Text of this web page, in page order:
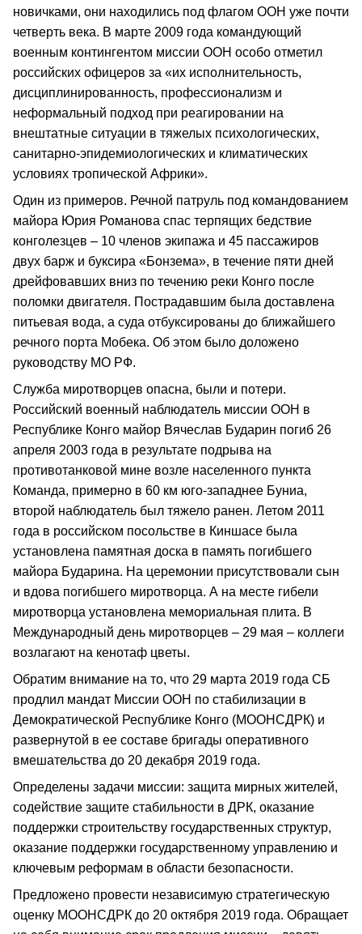
новичками, они находились под флагом ООН уже почти
четверть века. В марте 2009 года командующий
военным контингентом миссии ООН особо отметил
российских офицеров за «их исполнительность,
дисциплинированность, профессионализм и
неформальный подход при реагировании на
внештатные ситуации в тяжелых психологических,
санитарно‑эпидемиологических и климатических
условиях тропической Африки».
Один из примеров. Речной патруль под командованием
майора Юрия Романова спас терпящих бедствие
конголезцев – 10 членов экипажа и 45 пассажиров
двух барж и буксира «Бонзема», в течение пяти дней
дрейфовавших вниз по течению реки Конго после
поломки двигателя. Пострадавшим была доставлена
питьевая вода, а суда отбуксированы до ближайшего
речного порта Мобека. Об этом было доложено
руководству МО РФ.
Служба миротворцев опасна, были и потери.
Российский военный наблюдатель миссии ООН в
Республике Конго майор Вячеслав Бударин погиб 26
апреля 2003 года в результате подрыва на
противотанковой мине возле населенного пункта
Команда, примерно в 60 км юго‑западнее Буниа,
второй наблюдатель был тяжело ранен. Летом 2011
года в российском посольстве в Киншасе была
установлена памятная доска в память погибшего
майора Бударина. На церемонии присутствовали сын
и вдова погибшего миротворца. А на месте гибели
миротворца установлена мемориальная плита. В
Международный день миротворцев – 29 мая – коллеги
возлагают на кенотаф цветы.
Обратим внимание на то, что 29 марта 2019 года СБ
продлил мандат Миссии ООН по стабилизации в
Демократической Республике Конго (МООНСДРК) и
развернутой в ее составе бригады оперативного
вмешательства до 20 декабря 2019 года.
Определены задачи миссии: защита мирных жителей,
содействие защите стабильности в ДРК, оказание
поддержки строительству государственных структур,
оказание поддержки государственному управлению и
ключевым реформам в области безопасности.
Предложено провести независимую стратегическую
оценку МООНСДРК до 20 октября 2019 года. Обращает